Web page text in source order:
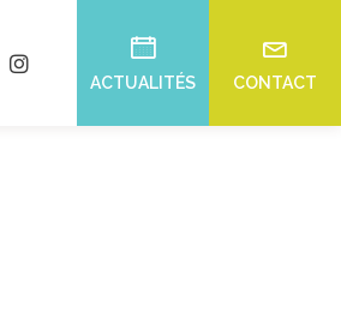
ACTUALITÉS CONTACT